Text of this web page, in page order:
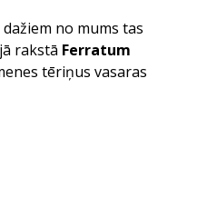
no mums tas
rakstā Ferratum
tēriņus vasaras